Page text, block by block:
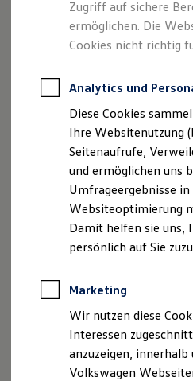
Kfz-Versicherung
Garantien
Professional
Behörden
Direktkunden
Sonderfahrzeuge
Anpfiff zum Gewinn
Elektromobilität
Elektroautos
ID. Tutorials
ID. EVERY1
Reichweite
Rekuperation
Laden unterwegs
Laden Zuhause
Ladestationen
Batterie
Impressum
Hallesche Str. 146
99734 Nordhausen
Tel.: 0 36 31 / 47 25-0
Fax: 0 36 31 / 47 25-20
info@petergroup.de
www.autohauspeter.de
Geschäftsführer:
Helmut Peter
Andreas Peter
inhaltlich Verantwortlicher
Andreas Peter
Hallesche Straße 148
99734 Nordhausen
Registergericht: Amtsgericht
Zugriff auf sichere
ermöglichen. Die
Cookies nicht richtig
Analytics und
Diese Cookies
Ihre Websitenutzung
Seitenaufrufe,
und ermöglichen uns
Umfrageergebnisse in
Websiteoptimierung
Damit helfen sie uns,
persönlich auf Sie
Marketing
Wir nutzen diese
Interessen
anzuzeigen,
Volkswagen